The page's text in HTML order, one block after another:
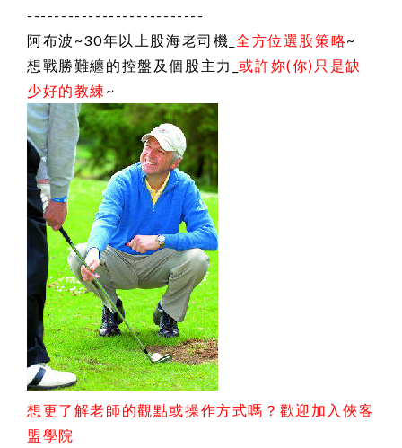
--------------------------
阿布波~30年以上股海老司機_全方位選股策略~
想戰勝難纏的控盤及個股主力_或許妳(你)只是缺
少好的教練 ~
想更了解老師的觀點或操作方式嗎？歡迎加入俠客
盟學院